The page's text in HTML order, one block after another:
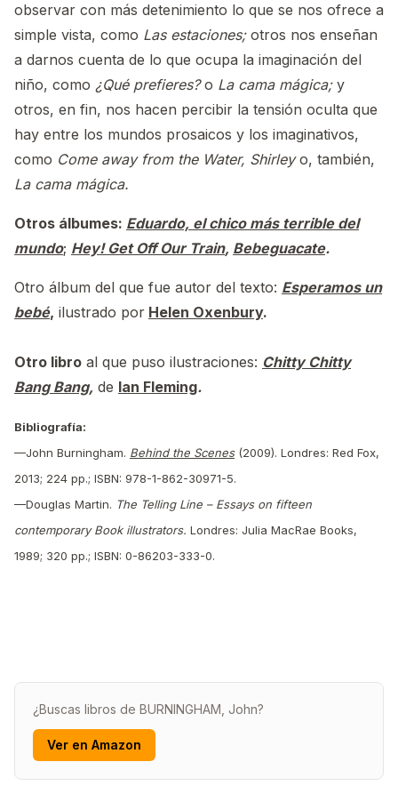
observar con más detenimiento lo que se nos ofrece a
simple vista, como Las estaciones;otros nos enseñan
a darnos cuenta de lo que ocupa la imaginación del
niño, como ¿Qué prefieres?o La cama mágica; y
otros, en fin, nos hacen percibir la tensión oculta que
hay entre los mundos prosaicos y los imaginativos,
como Come away from the Water, Shirleyo, también,
La cama mágica.
Otros álbumes: Eduardo, el chico más terrible del
mundo; Hey! Get Off Our Train, Bebeguacate.
Otro álbum del que fue autor del texto: Esperamos un
bebé, ilustrado por Helen Oxenbury.
Otro libro al que puso ilustraciones: Chitty Chitty
Bang Bang, de Ian Fleming.
Bibliografía:
—John Burningham. Behind the Scenes(2009). Londres: Red Fox,
2013; 224 pp.; ISBN: 978-1-862-30971-5.
—Douglas Martin. The Telling Line – Essays on fifteen
contemporary Book illustrators. Londres: Julia MacRae Books,
1989; 320 pp.; ISBN: 0-86203-333-0.
¿Buscas libros de BURNINGHAM, John?
Ver en Amazon